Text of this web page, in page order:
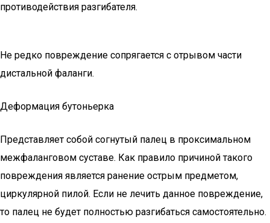
противодействия разгибателя.
Не редко повреждение сопрягается с отрывом части
дистальной фаланги.
Деформация бутоньерка
Представляет собой согнутый палец в проксимальном
межфаланговом суставе. Как правило причиной такого
повреждения является ранение острым предметом,
циркулярной пилой. Если не лечить данное повреждение,
то палец не будет полностью разгибаться самостоятельно.